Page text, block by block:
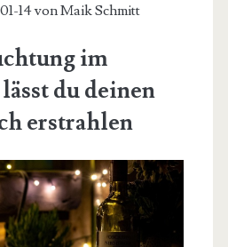
14 vonMaik Schmitt
im
du deinen
erstrahlen